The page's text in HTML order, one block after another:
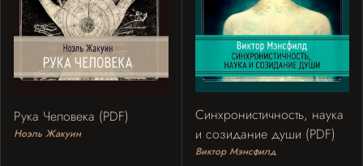
Рука Человека (PDF)
Ноэль Жакуин
Синхронистичность, наука
и созидание души (PDF)
Виктор Мэнсфилд